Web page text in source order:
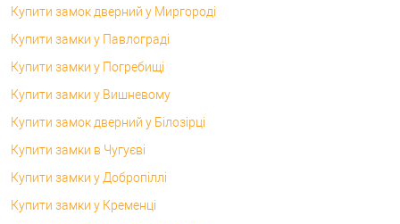
Купити замок дверний у Миргороді
Купити замки у Павлограді
Купити замки у Погребищі
Купити замки у Вишневому
Купити замок дверний у Білозірці
Купити замки в Чугуєві
Купити замки у Добропіллі
Купити замки у Кременці